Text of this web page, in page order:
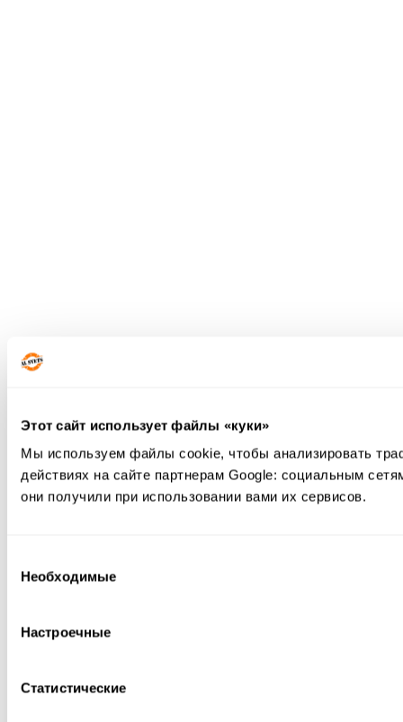
Этот сайт использует файлы «куки»
Мы используем файлы cookie, чтобы анализировать
действиях на сайте партнерам Google: социальным
они получили при использовании вами их сервисов.
согласия
Необходимые
Настроечные
Статистические